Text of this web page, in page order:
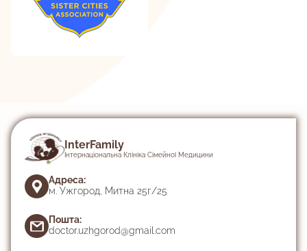
InterFamily
Інтернаціональна Клініка Сімейної Медицини
Адреса:
м. Ужгород, Митна 25г/25
Пошта:
doctor.uzhgorod@gmail.com